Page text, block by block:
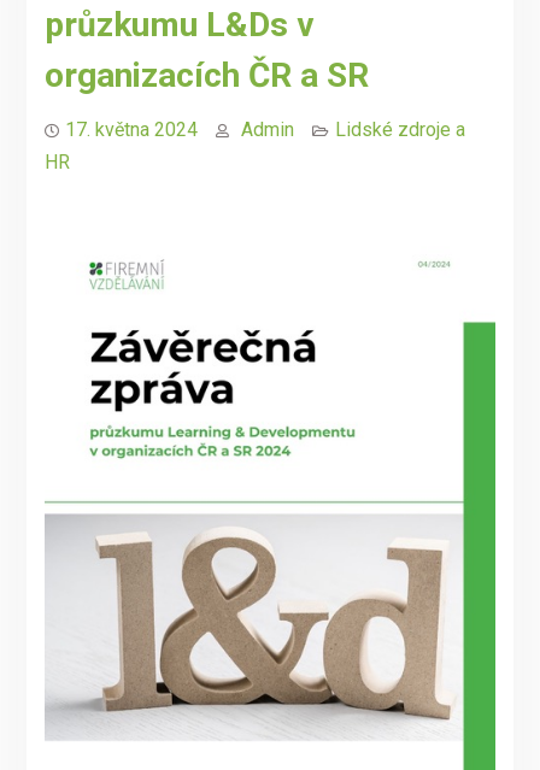
průzkumu L&Ds v
organizacích ČR a SR
17. května 2024 Admin
Lidské zdroje a
HR